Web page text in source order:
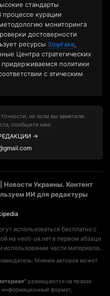
стандарты
курации
мониторинга
достоверности
ресурсы StopFake,
Центра стратегических
политики
с этическим
но если вы заметили
сообщите нам:
→
Украины. Контент
ИИ для редактуры
использоваться бесплатно с
на vesti-ua.net в первом абзаце.
части материала.
Мнение авторов может
размещаются на правах
информационный формат,